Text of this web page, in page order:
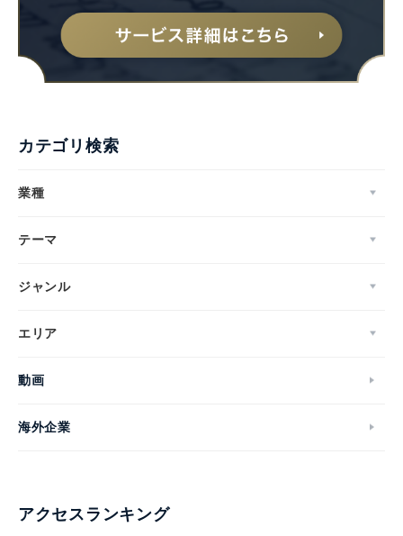
カテゴリ検索
業種
テーマ
ジャンル
エリア
動画
海外企業
アクセスランキング